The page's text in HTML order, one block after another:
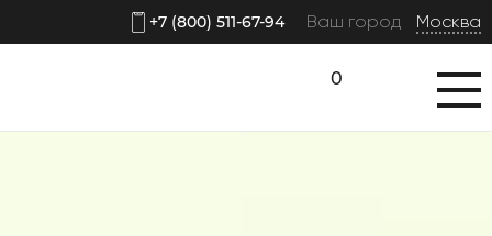
+7 (800) 511-67-94 Ваш город Москва
0